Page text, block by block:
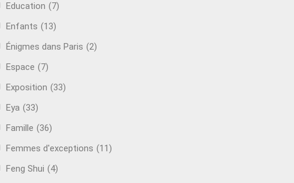
Education (7)
Enfants (13)
Énigmes dans Paris (2)
Espace (7)
Exposition (33)
Eya (33)
Famille (36)
Femmes d'exceptions (11)
Feng Shui (4)